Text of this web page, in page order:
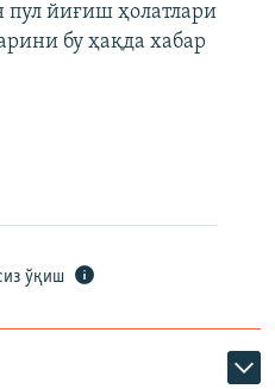
пул йиғиш ҳолатлари
бу ҳақда хабар
ўқиш